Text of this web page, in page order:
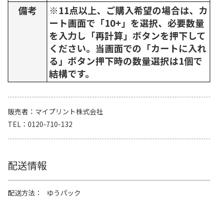
備考
※11点以上、ご購入希望の場合は、カ
ート画面で「10+」を選択、必要数量
を入力し「再計算」ボタンを押下して
ください。当画面での「カートに入れ
る」ボタン押下時の数量選択は1個で
結構です。
販売者
マイプリント株式会社
TEL
0120-710-132
配送情報
配送方法
ゆうパック